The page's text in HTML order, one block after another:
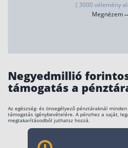
Babaváró hitel
Kötelező
Casco
Utasbiztosítás
Lakásbiztosítás
Lakásbiztosítás:
kérdésre
Minősített
( 3000 vélemény
Megnézem
Negyedmillió
támogatás a
Az egészség- és önsegélyező pénztáraknál
támogatás igénybevételére. A pénzhez a saját,
megtakarításodból juthatsz hozzá.